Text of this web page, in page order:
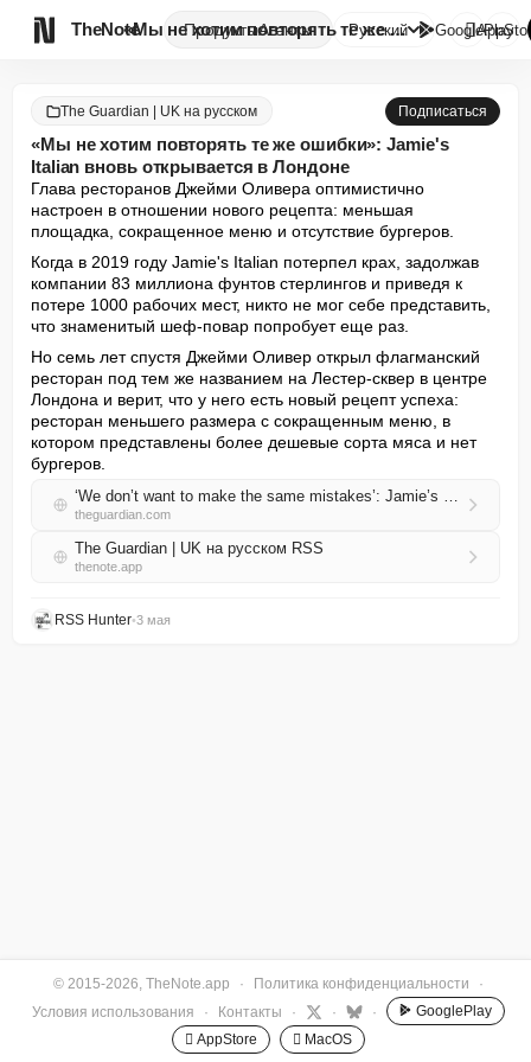
TheNote ПродуктыАгенты «Мы не хотим повторять те же о...
Русский GooglePlay

The Guardian | UK на русском Подписаться
«Мы не хотим повторять те же ошибки»: Jamie's
Italian вновь открывается в Лондоне
Глава ресторанов Джейми Оливера оптимистично
настроен в отношении нового рецепта: меньшая
площадка, сокращенное меню и отсутствие бургеров.
Когда в 2019 году Jamie's Italian потерпел крах, задолжав
компании 83 миллиона фунтов стерлингов и приведя к
потере 1000 рабочих мест, никто не мог себе представить,
что знаменитый шеф-повар попробует еще раз.
Но семь лет спустя Джейми Оливер открыл флагманский
ресторан под тем же названием на Лестер-сквер в центре
Лондона и верит, что у него есть новый рецепт успеха:
ресторан меньшего размера с сокращенным меню, в
котором представлены более дешевые сорта мяса и нет
бургеров.
‘We don’t want to make the same mistakes’: Jamie’s Italian reopens in London
theguardian.com
The Guardian | UK на русском RSS
thenote.app
RSS Hunter•3 мая
© 2015-2026, TheNote.app · Политика конфиденциальности
·
Условия использования
· Контакты · · ·
GooglePlay
 AppStore
 MacOS